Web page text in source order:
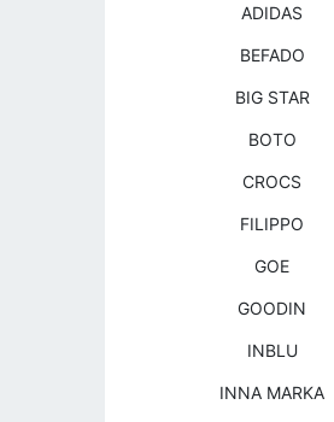
ADIDAS
BEFADO
BIG STAR
BOTO
CROCS
FILIPPO
GOE
GOODIN
INBLU
INNA MARKA